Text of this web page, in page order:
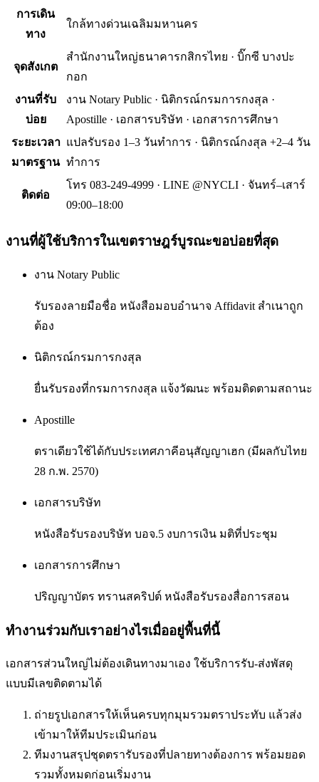
การเดิน
ทาง
ใกล้ทางด่วนเฉลิมมหานคร
จุดสังเกต
สำนักงานใหญ่ธนาคารกสิกรไทย · บิ๊กซี บางปะ
กอก
งานที่รับ
บ่อย
งาน Notary Public · นิติกรณ์กรมการกงสุล ·
Apostille · เอกสารบริษัท · เอกสารการศึกษา
ระยะเวลา
มาตรฐาน
แปลรับรอง 1–3 วันทำการ · นิติกรณ์กงสุล +2–4 วัน
ทำการ
ติดต่อ
โทร 083-249-4999 · LINE @NYCLI · จันทร์–เสาร์
09:00–18:00
งานที่ผู้ใช้บริการในเขตราษฎร์บูรณะขอบ่อยที่สุด
งาน Notary Public
รับรองลายมือชื่อ หนังสือมอบอำนาจ Affidavit สำเนาถูก
ต้อง
นิติกรณ์กรมการกงสุล
ยื่นรับรองที่กรมการกงสุล แจ้งวัฒนะ พร้อมติดตามสถานะ
Apostille
ตราเดียวใช้ได้กับประเทศภาคีอนุสัญญาเฮก (มีผลกับไทย
28 ก.พ. 2570)
เอกสารบริษัท
หนังสือรับรองบริษัท บอจ.5 งบการเงิน มติที่ประชุม
เอกสารการศึกษา
ปริญญาบัตร ทรานสคริปต์ หนังสือรับรองสื่อการสอน
ทำงานร่วมกับเราอย่างไรเมื่ออยู่พื้นที่นี้
เอกสารส่วนใหญ่ไม่ต้องเดินทางมาเอง ใช้บริการรับ-ส่งพัสดุ
แบบมีเลขติดตามได้
ถ่ายรูปเอกสารให้เห็นครบทุกมุมรวมตราประทับ แล้วส่ง
เข้ามาให้ทีมประเมินก่อน
ทีมงานสรุปชุดตรารับรองที่ปลายทางต้องการ พร้อมยอด
รวมทั้งหมดก่อนเริ่มงาน